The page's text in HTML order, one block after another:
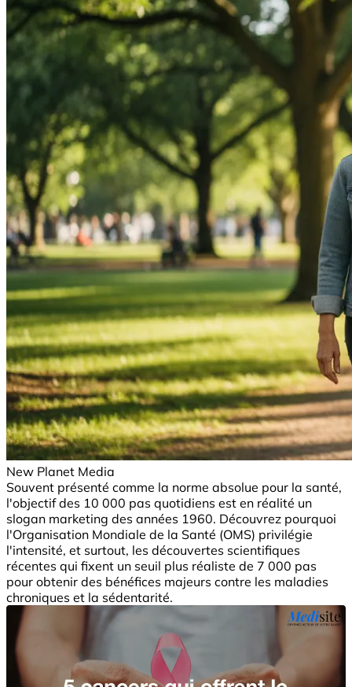
New Planet Media
Souvent présenté comme la norme absolue pour la santé,
l'objectif des 10 000 pas quotidiens est en réalité un
slogan marketing des années 1960. Découvrez pourquoi
l'Organisation Mondiale de la Santé (OMS) privilégie
l'intensité, et surtout, les découvertes scientifiques
récentes qui fixent un seuil plus réaliste de 7 000 pas
pour obtenir des bénéfices majeurs contre les maladies
chroniques et la sédentarité.